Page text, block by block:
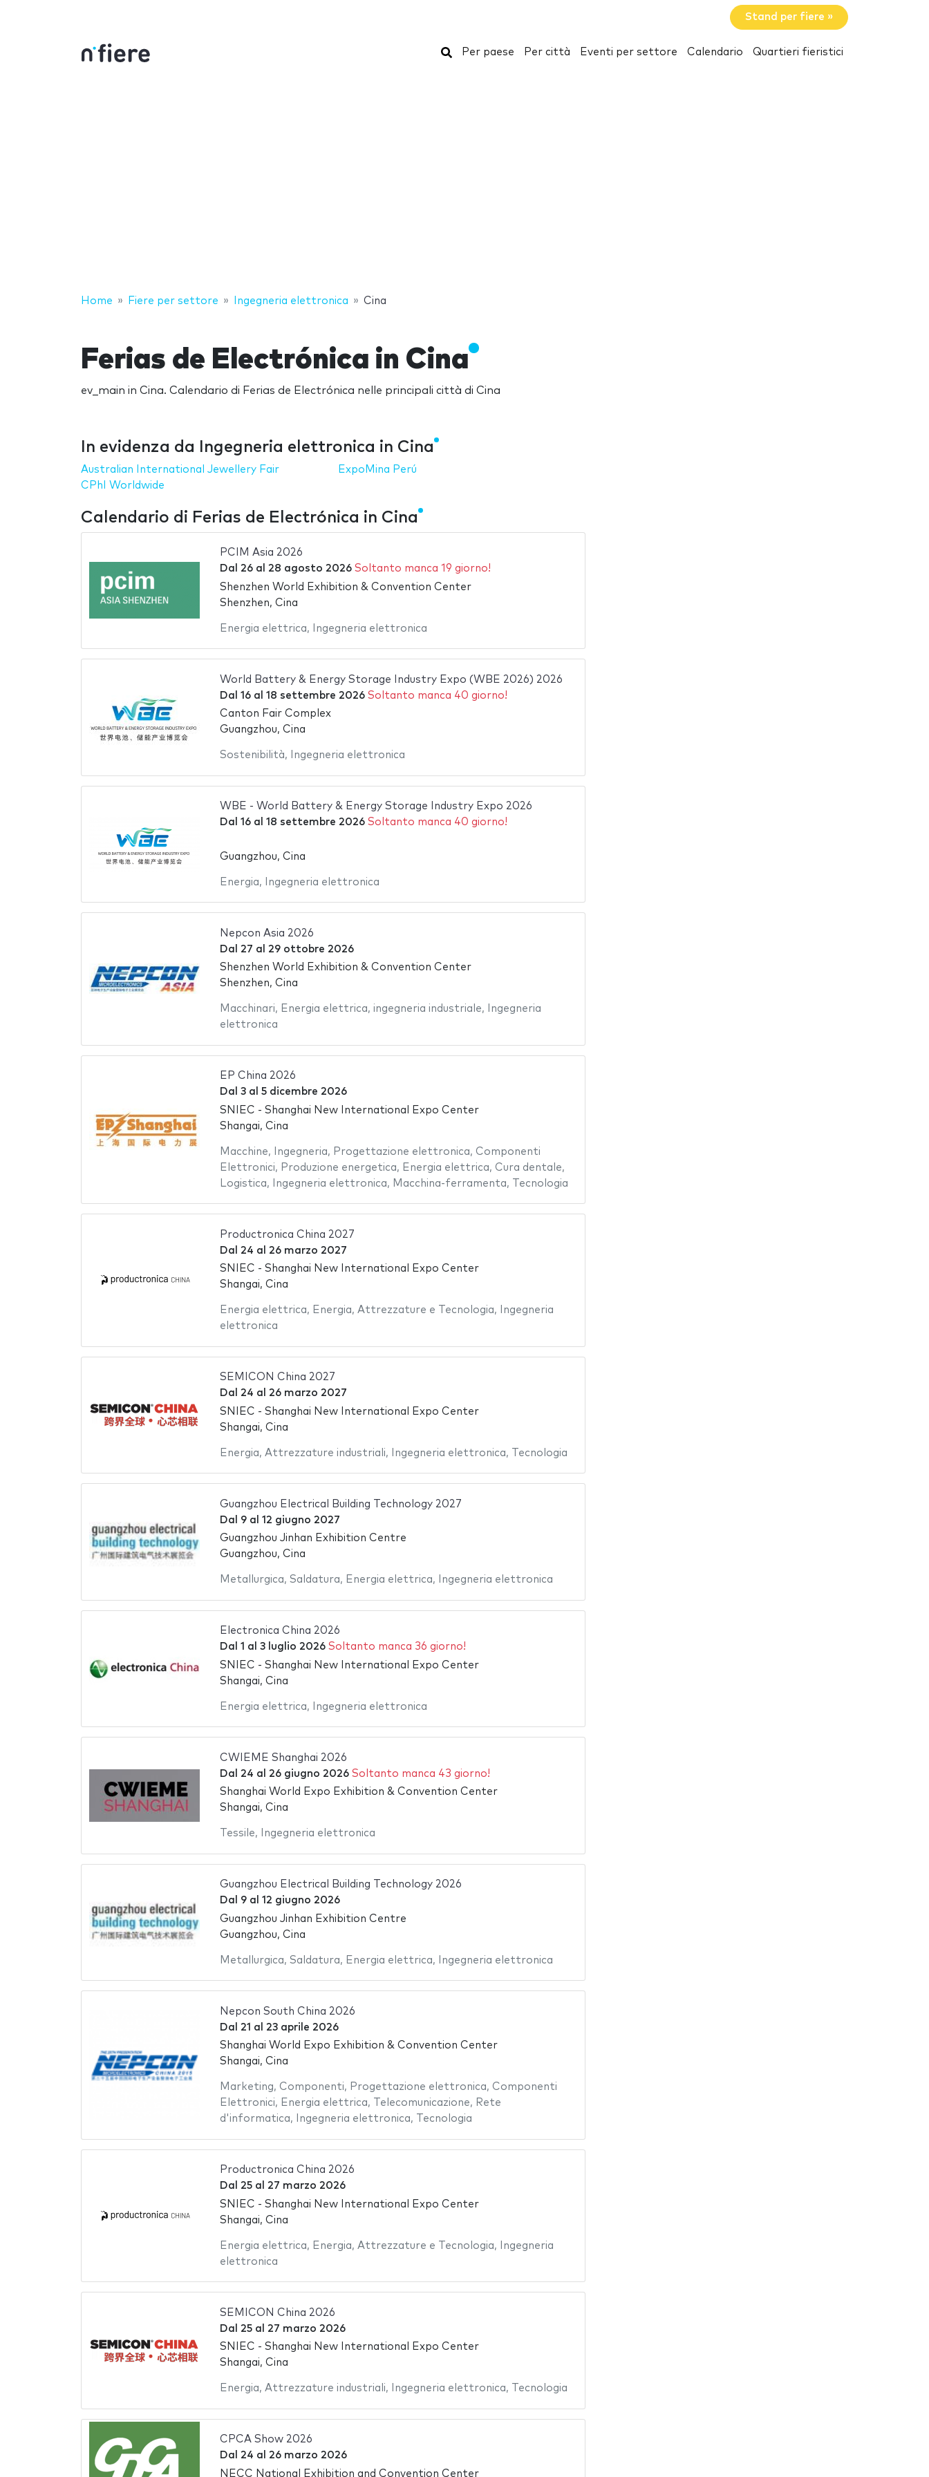
Stand per fiere »
Cerca
Per paese Per città Eventi per settore Calendario Quartieri fieristici
Home Fiere per settore Ingegneria elettronica Cina
Ferias de Electrónica in Cina
ev_main in Cina. Calendario di Ferias de Electrónica nelle principali città di Cina
In evidenza da Ingegneria elettronica in Cina
Australian International Jewellery Fair
CPhI Worldwide
ExpoMina Perú
Calendario di Ferias de Electrónica in Cina
PCIM Asia 2026
Dal 26al 28 agosto 2026 Soltanto manca 19 giorno!
Shenzhen World Exhibition & Convention Center
Shenzhen, Cina
Energia elettrica, Ingegneria elettronica
World Battery & Energy Storage Industry Expo (WBE 2026) 2026
Dal 16al 18 settembre 2026 Soltanto manca 40 giorno!
Canton Fair Complex
Guangzhou, Cina
Sostenibilità, Ingegneria elettronica
WBE - World Battery & Energy Storage Industry Expo 2026
Dal 16al 18 settembre 2026 Soltanto manca 40 giorno!
Guangzhou, Cina
Energia, Ingegneria elettronica
Nepcon Asia 2026
Dal 27 al 29 ottobre 2026
Shenzhen World Exhibition & Convention Center
Shenzhen, Cina
Macchinari, Energia elettrica, ingegneria industriale,
Ingegneria
elettronica
EP China 2026
Dal 3al 5 dicembre 2026
SNIEC - Shanghai New International Expo Center
Shangai, Cina
Macchine, Ingegneria, Progettazione elettronica, Componenti
Elettronici, Produzione energetica, Energia elettrica, Cura dentale,
Logistica, Ingegneria elettronica, Macchina-ferramenta, Tecnologia
Productronica China 2027
Dal 24 al 26 marzo 2027
SNIEC - Shanghai New International Expo Center
Shangai, Cina
Energia elettrica, Energia, Attrezzature e Tecnologia,
Ingegneria
elettronica
SEMICON China 2027
Dal 24 al 26 marzo 2027
SNIEC - Shanghai New International Expo Center
Shangai, Cina
Energia, Attrezzature industriali, Ingegneria elettronica, Tecnologia
Guangzhou Electrical Building Technology 2027
Dal 9al 12 giugno 2027
Guangzhou Jinhan Exhibition Centre
Guangzhou, Cina
Metallurgica, Saldatura, Energia elettrica, Ingegneria elettronica
Electronica China 2026
Dal 1 al 3 luglio 2026 Soltanto manca 36 giorno!
SNIEC - Shanghai New International Expo Center
Shangai, Cina
Energia elettrica, Ingegneria elettronica
CWIEME Shanghai 2026
Dal 24 al 26 giugno 2026 Soltanto manca 43 giorno!
Shanghai World Expo Exhibition & Convention Center
Shangai, Cina
Tessile, Ingegneria elettronica
Guangzhou Electrical Building Technology 2026
Dal 9al 12 giugno 2026
Guangzhou Jinhan Exhibition Centre
Guangzhou, Cina
Metallurgica, Saldatura, Energia elettrica, Ingegneria elettronica
Nepcon South China 2026
Dal 21 al 23 aprile 2026
Shanghai World Expo Exhibition & Convention Center
Shangai, Cina
Marketing, Componenti, Progettazione elettronica, Componenti
Elettronici, Energia elettrica, Telecomunicazione, Rete
d'informatica, Ingegneria elettronica, Tecnologia
Productronica China 2026
Dal 25al 27 marzo 2026
SNIEC - Shanghai New International Expo Center
Shangai, Cina
Energia elettrica, Energia, Attrezzature e Tecnologia,
Ingegneria
elettronica
SEMICON China 2026
Dal 25al 27 marzo 2026
SNIEC - Shanghai New International Expo Center
Shangai, Cina
Energia, Attrezzature industriali, Ingegneria elettronica, Tecnologia
CPCA Show 2026
Dal 24 al 26 marzo 2026
NECC National Exhibition and Convention Center